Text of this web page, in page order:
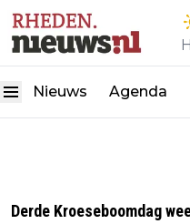
Nieuws Agenda
Derde Kroeseboomdag